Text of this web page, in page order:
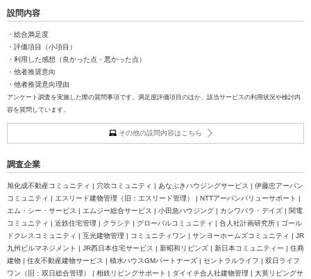
設問内容
・総合満足度
・評価項目（小項目）
・利用した感想（良かった点・悪かった点）
・他者推奨意向
・他者推奨意向理由
アンケート調査を実施した際の質問事項です。満足度評価項目のほか、該当サービスの利用状況や検討内
容を質問しています。
その他の設問内容はこちら
調査企業
旭化成不動産コミュニティ | 穴吹コミュニティ | あなぶきハウジングサービス | 伊藤忠アーバン
コミュニティ | エスリード建物管理（旧：エスリード管理） | NTTアーバンバリューサポート |
エム・シー・サービス | エムジー総合サービス | 小田急ハウジング | カシワバラ・デイズ | 関電
コミュニティ | 近鉄住宅管理 | クラシテ | グローバルコミュニティ | 合人社計画研究所 | ゴール
ドクレスコミュニティ | 互光建物管理 | コミュニティワン | サンヨーホームズコミュニティ | JR
九州ビルマネジメント | JR西日本住宅サービス | 新昭和リビンズ | 新日本コミュニティー | 住商
建物 | 住友不動産建物サービス | 積水ハウスGMパートナーズ | セントラルライフ | 双日ライフ
ワン（旧：双日総合管理） | 相鉄リビングサポート | ダイイチ合人社建物管理 | 大英リビングサ